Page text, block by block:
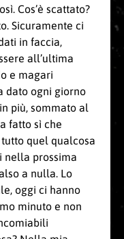
Cos’è scattato?
Sicuramente ci
in faccia,
all’ultima
e magari
dato ogni giorno
più, sommato al
fatto sì che
quel qualcosa
nella prossima
a nulla. Lo
oggi ci hanno
minuto e non